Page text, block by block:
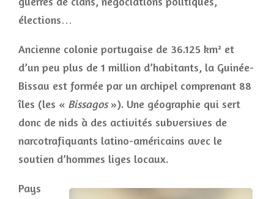
élections…
Ancienne colonie portugaise de 36.125 km² et
d’un peu plus de 1 million d’habitants, la Guinée-
Bissau est formée par un archipel comprenant 88
îles (les « Bissagos»). Une géographie qui sert
donc de nids à des activités subversives de
narcotrafiquants latino-américains avec le
soutien d’hommes liges locaux.
Pays